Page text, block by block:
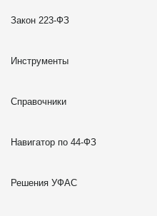
Закон 223-ФЗ
Инструменты
Справочники
Навигатор по 44-ФЗ
Решения УФАС